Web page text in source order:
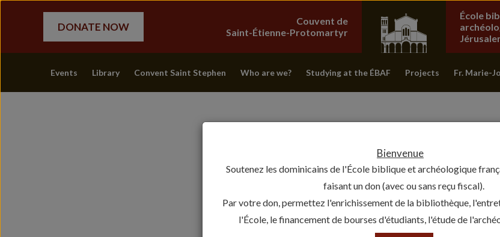
DONATE NOW
Couvent de
Saint-Étienne-Protomartyr
École
Events Library Convent Saint Stephen Who are we? Studying at the ÉBAF Projects Fr. Marie-
Bienvenue
Soutenez les dominicains de l'École biblique et archéologique
faisant un don (avec ou sans reçu fiscal).
Par votre don, permettez l'enrichissement de la bibliothèque,
l'École, le financement de bourses d'étudiants, l'étude de